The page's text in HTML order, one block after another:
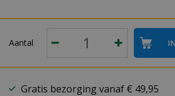
Aantal
Gratis bezorging vanaf € 49,95